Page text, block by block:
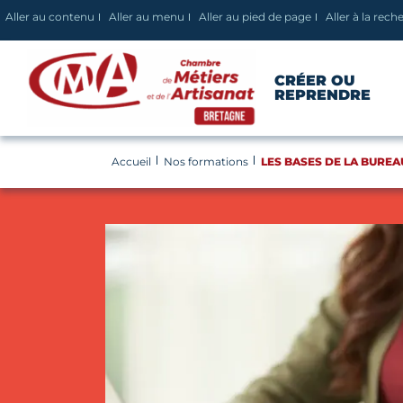
Panneau de gestion des cookies
Aller au contenu Aller au menu Aller au pied de page Aller à la
CRÉER OU
REPRENDRE
Accueil Nos formations LES BASES DE LA